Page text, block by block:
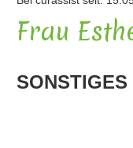
Frau
SONSTIGES